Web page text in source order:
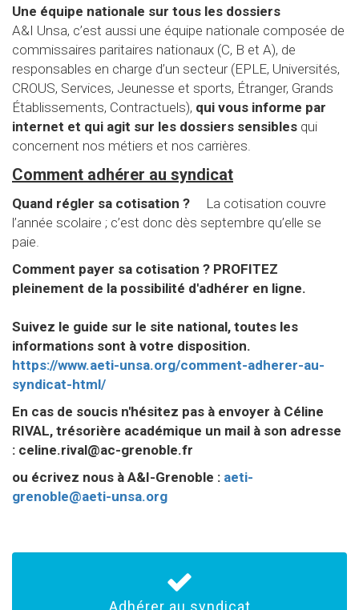
Une équipe nationale sur tous les dossiers
A&I Unsa, c’est aussi une équipe nationale composée de
commissaires paritaires nationaux (C, B et A), de
responsables en charge d’un secteur (EPLE, Universités,
CROUS, Services, Jeunesse et sports, Étranger, Grands
Établissements, Contractuels), qui vous informe par
internet et qui agit sur les dossiers sensibles qui
concernent nos métiers et nos carrières.
Comment adhérer au syndicat
Quand régler sa cotisation ? La cotisation couvre
l’année scolaire ; c’est donc dès septembre qu’elle se
paie.
Comment payer sa cotisation ? PROFITEZ
pleinement de la possibilité d'adhérer en ligne.
Suivez le guide sur le site national, toutes les
informations sont à votre disposition.
https://www.aeti-unsa.org/comment-adherer-au-
syndicat-html/
En cas de soucis n'hésitez pas à envoyer à Céline
RIVAL, trésorière académique un mail à son adresse
: celine.rival@ac-grenoble.fr
ou écrivez nous à A&I-Grenoble : aeti-
grenoble@aeti-unsa.org
Adhérer au syndicat